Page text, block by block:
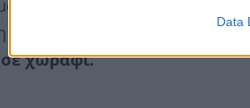
Data
είναι η στυγερή δολοφονία
δολοφόνησε με φρικτό τρόπο
χωράφι.